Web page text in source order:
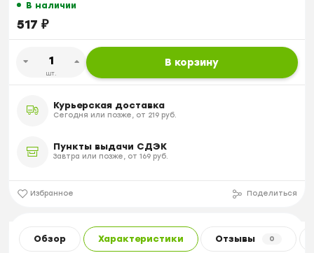
В наличии
517 ₽
шт.
В корзину
Курьерская доставка
Сегодня или позже, от 219 руб.
Пункты выдачи СДЭК
Завтра или позже, от 169 руб.
Избранное Поделиться
Обзор Характеристики Отзывы 0